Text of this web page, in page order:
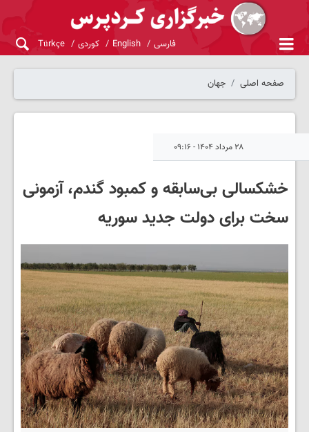
فارسی English کوردی Türkçe
صفحه اصلی جهان
۲۸ مرداد ۱۴۰۴ - ۰۹:۱۶
خشکسالی بی‌سابقه و کمبود گندم، آزمونی
سخت برای دولت جدید سوریه